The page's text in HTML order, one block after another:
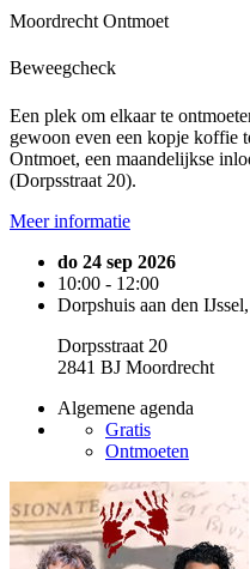
Moordrecht Ontmoet
Beweegcheck
Een plek om elkaar te
gewoon even een kopje koffie
Ontmoet, een maandelijkse
(Dorpsstraat 20).
Meer informatie
do 24 sep 2026
10:00 - 12:00
Dorpshuis aan den
Dorpsstraat 20
2841 BJ Moordrecht
Algemene agenda
Gratis
Ontmoeten